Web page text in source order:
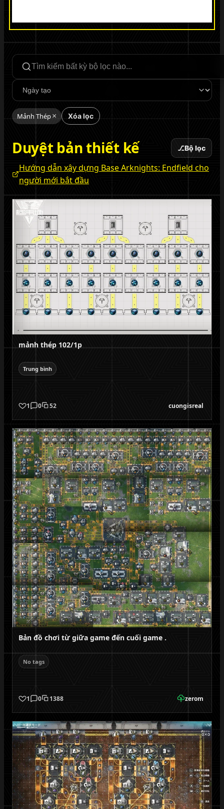
Tìm kiếm bộ lọc
Sắp xếp
Mảnh Thép× Xóa lọc
Duyệt bản thiết kế ⎇Bộ lọc
Hướng dẫn xây dựng Base Arknights: Endfield cho
người mới bắt đầu
mảnh thép 102/1p
Trung bình
1 0 52 cuongisreal
Bản đồ chơi từ giữa game đến cuối game .
No tags
1 0 1388 zerom